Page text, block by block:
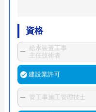
資格
給水装置工事
主任技術者
建設業許可
管工事施工管理技士